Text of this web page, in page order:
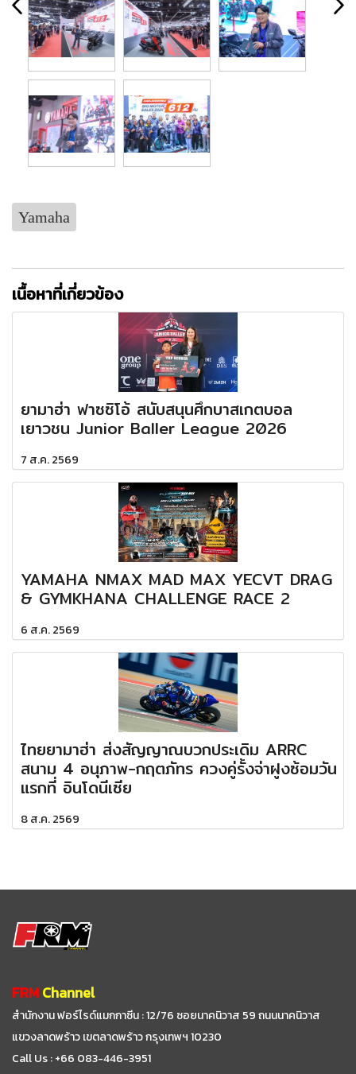
Yamaha
เนื้อหาที่เกี่ยวข้อง
ยามาฮ่า ฟาซซิโอ้ สนับสนุนศึกบาสเกตบอล
เยาวชน Junior Baller League 2026
7 ส.ค. 2569
YAMAHA NMAX MAD MAX YECVT DRAG
& GYMKHANA CHALLENGE RACE 2
6 ส.ค. 2569
ไทยยามาฮ่า ส่งสัญญาณบวกประเดิม ARRC
สนาม 4 อนุภาพ-กฤตภัทร ควงคู่รั้งจ่าฝูงซ้อมวัน
แรกที่ อินโดนีเซีย
8 ส.ค. 2569
FRMChannel
สำนักงาน ฟอร์ไรด์แมกกาซีน : 12/76 ซอยนาคนิวาส 59ถนนนาคนิวาส
แขวงลาดพร้าว เขตลาดพร้าว กรุงเทพฯ 10230
Call Us : +66 083-446-3951